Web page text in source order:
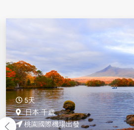
5天
日本 千歲
桃園國際機場出發